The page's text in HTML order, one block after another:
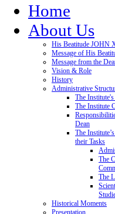
Home
About Us
His Beatitude JOHN
Message of His
Message from the
Vision & Role
History
Administrative
The
The Institute
Dean
The
their Tasks
The
The
Historical Moments
Presentation